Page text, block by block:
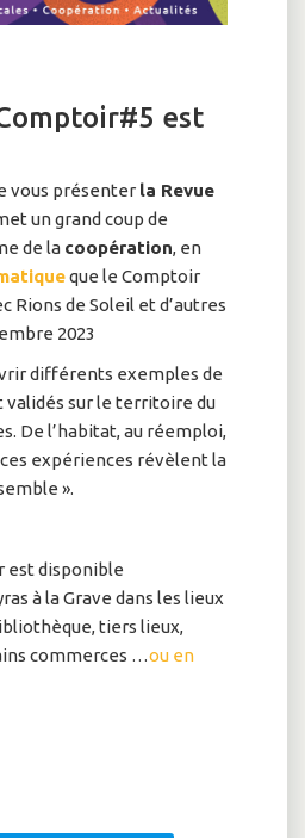
est
vous présenter la Revue
un grand coup de
de la coopération, en
que le Comptoir
Rions de Soleil et d’autres
2023
différents exemples de
sur le territoire du
De l’habitat, au réemploi,
expériences révèlent la
».
est disponible
à la Grave dans les lieux
tiers lieux,
commerces …ou en